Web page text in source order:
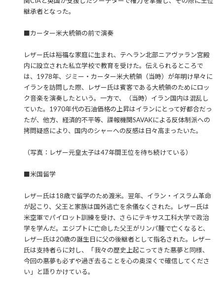
継承者となった。
■カーター米大統領の前で演奏
レザー氏は裕福な家庭に生まれ、テヘラン北部ニアヴァラン宮殿
内に設立された私立学校で教育を受けた。伝えられるところで
は、1978年、ジミー・カーター米大統領（当時）が年明け早々に
イランを訪問した際、レザー氏は賓客である大統領のためにロッ
ク音楽を演奏したという。一方で、（当時）イラン国内は混乱し
ていた。1970年代の石油価格の上昇はイランにとって好都合だっ
たが、他方、経済的不平等、諜報機関SAVAKによる反体制派への
拷問疑惑により、国内のシャーへの反感は日々高まったいた。
（写真：レザー元皇太子は47年間王位を待ち続けている）
■米国留学
レザー氏は18歳で留学のため渡米。翌年、イラン・イスラム革命
が起こり、父王と家族は国外逃亡を余儀なくされた。レザー氏は
米空軍でパイロット訓練を受け、さらにテキサス工科大学で政治
学を学んだ。エジプトに亡命した父王がリンパ腫で亡くなると、
レザー氏は20歳の誕生日に父の後継者として指名された。レザー
氏は支持者らに対し、「我々の歴史上起こってきた悪夢と同様、
今回の悪夢も必ずや過ぎ去ることを心の奥深くで確信してくださ
い」と語りかけている。